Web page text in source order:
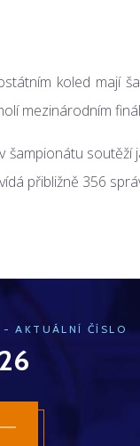
koled mají
mezinárodním
šampionátu soutěží
přibližně 356
- AKTUÁLNÍ ČÍSLO